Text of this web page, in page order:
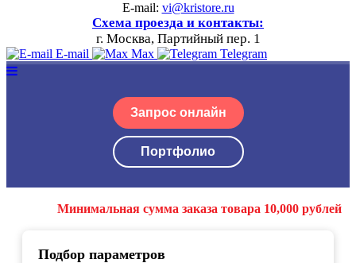
E-mail: vi@kristore.ru
Схема проезда и контакты:
г. Москва, Партийный пер. 1
E-mail Max Telegram
Запрос онлайн
Портфолио
Минимальная сумма заказа товара 10,000 рублей
Подбор параметров